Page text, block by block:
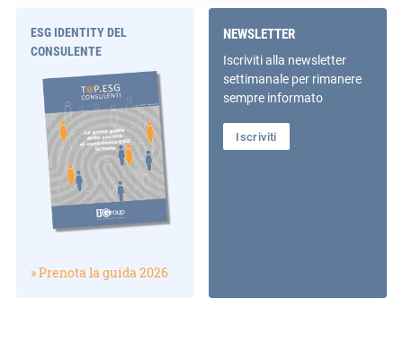
ESG IDENTITY DEL
CONSULENTE
» Prenota la guida 2026
NEWSLETTER
Iscriviti alla newsletter
settimanale per rimanere
sempre informato
Iscriviti